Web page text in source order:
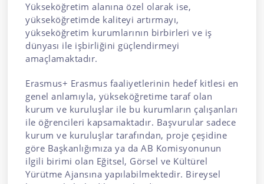
Yükseköğretim alanına özel olarak ise,
yükseköğretimde kaliteyi artırmayı,
yükseköğretim kurumlarının birbirleri ve iş
dünyası ile işbirliğini güçlendirmeyi
amaçlamaktadır.
Erasmus+ Erasmus faaliyetlerinin hedef kitlesi en
genel anlamıyla, yükseköğretime taraf olan
kurum ve kuruluşlar ile bu kurumların çalışanları
ile öğrencileri kapsamaktadır. Başvurular sadece
kurum ve kuruluşlar tarafından, proje çeşidine
göre Başkanlığımıza ya da AB Komisyonunun
ilgili birimi olan Eğitsel, Görsel ve Kültürel
Yürütme Ajansına yapılabilmektedir. Bireysel